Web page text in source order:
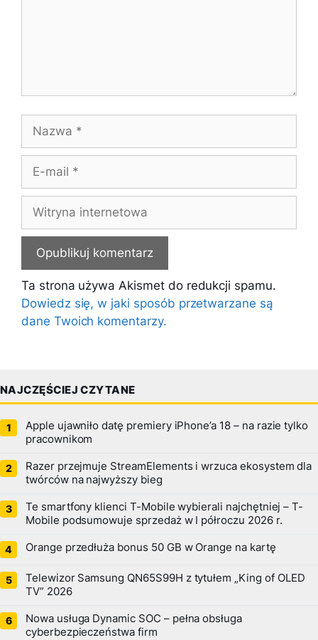
mail
internetowa
Ta strona używa Akismet do redukcji spamu.
Dowiedz się, w jaki sposób przetwarzane są
dane Twoich komentarzy.
NAJCZĘŚCIEJ CZYTANE
Apple ujawniło datę premiery iPhone’a 18 – na razie tylko
pracownikom
Razer przejmuje StreamElements i wrzuca ekosystem dla
twórców na najwyższy bieg
Te smartfony klienci T-Mobile wybierali najchętniej – T-
Mobile podsumowuje sprzedaż w I półroczu 2026 r.
Orange przedłuża bonus 50 GB w Orange na kartę
Telewizor Samsung QN65S99H z tytułem „King of OLED
TV” 2026
Nowa usługa Dynamic SOC – pełna obsługa
cyberbezpieczeństwa firm